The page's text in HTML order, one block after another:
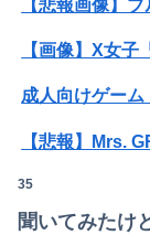
【悲報】Mrs.
【速報】"見せ
35
聞いてみた